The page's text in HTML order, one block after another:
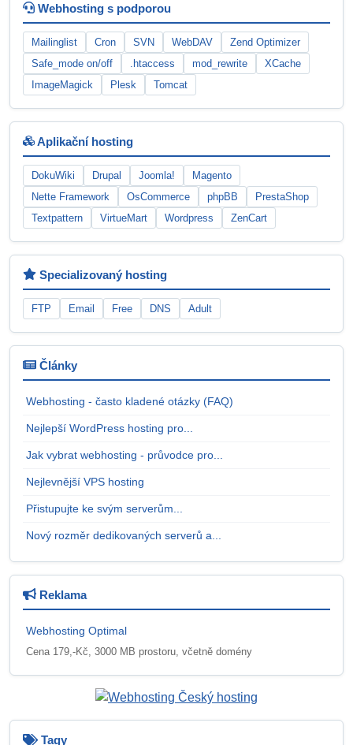
Webhosting s podporou
Mailinglist Cron SVN WebDAV
Zend Optimizer
Safe_mode on/off
.htaccess mod_rewrite
XCache
ImageMagick
Plesk Tomcat
Aplikační hosting
DokuWiki Drupal Joomla!
Magento
Nette Framework
OsCommerce phpBB
PrestaShop
Textpattern
VirtueMart Wordpress ZenCart
Specializovaný hosting
FTP Email Free DNS Adult
Články
Webhosting - často kladené otázky (FAQ)
Nejlepší WordPress hosting pro...
Jak vybrat webhosting - průvodce pro...
Nejlevnější VPS hosting
Přistupujte ke svým serverům...
Nový rozměr dedikovaných serverů a...
Reklama
Webhosting Optimal
Cena 179,-Kč, 3000 MB prostoru, včetně domény
Tagy